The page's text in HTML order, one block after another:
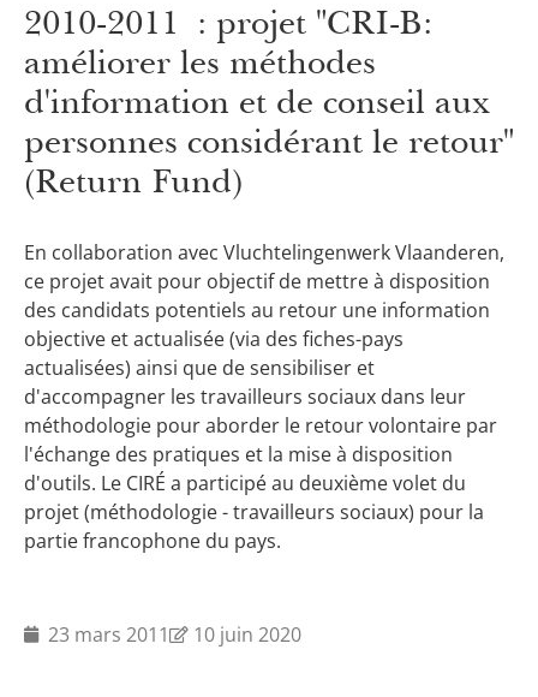
2010-2011 : projet "CRI-B:
améliorer les méthodes
d'information et de conseil aux
personnes considérant le retour"
(Return Fund)
En collaboration avec Vluchtelingenwerk Vlaanderen,
ce projet avait pour objectif de mettre à disposition
des candidats potentiels au retour une information
objective et actualisée (via des fiches-pays
actualisées) ainsi que de sensibiliser et
d'accompagner les travailleurs sociaux dans leur
méthodologie pour aborder le retour volontaire par
l'échange des pratiques et la mise à disposition
d'outils. Le CIRÉ a participé au deuxième volet du
projet (méthodologie - travailleurs sociaux) pour la
partie francophone du pays.
23 mars 2011 10 juin 2020